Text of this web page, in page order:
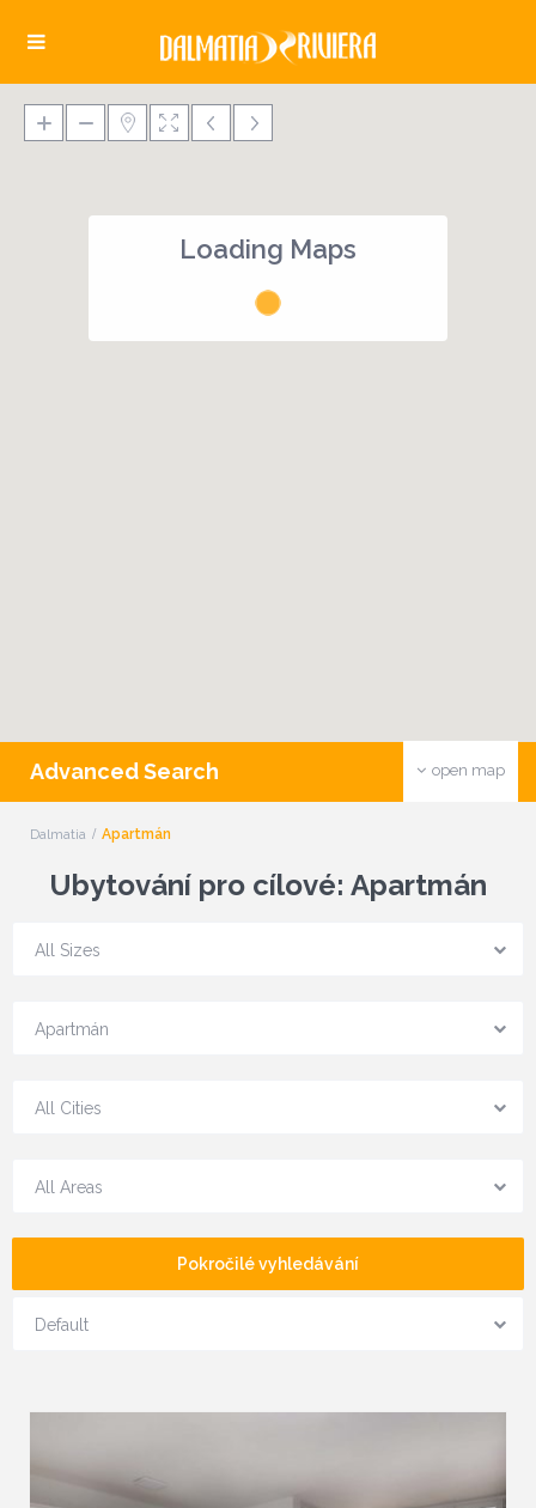
Loading Maps
open map
Advanced Search
Dalmatia Apartmán
Ubytování pro cílové: Apartmán
All Sizes
Apartmán
All Cities
All Areas
Pokročilé vyhledávání
Default